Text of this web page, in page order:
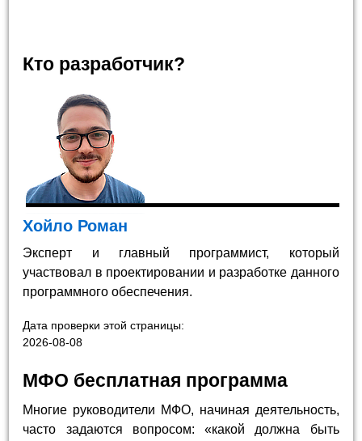
Кто разработчик?
Хойло Роман
Эксперт и главный программист, который
участвовал в проектировании и разработке данного
программного обеспечения.
Дата проверки этой страницы:
2026-08-08
МФО бесплатная программа
Многие руководители МФО, начиная деятельность,
часто задаются вопросом: «какой должна быть